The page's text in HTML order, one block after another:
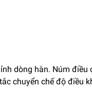
dòng hàn. Núm
chuyển chế độ điều